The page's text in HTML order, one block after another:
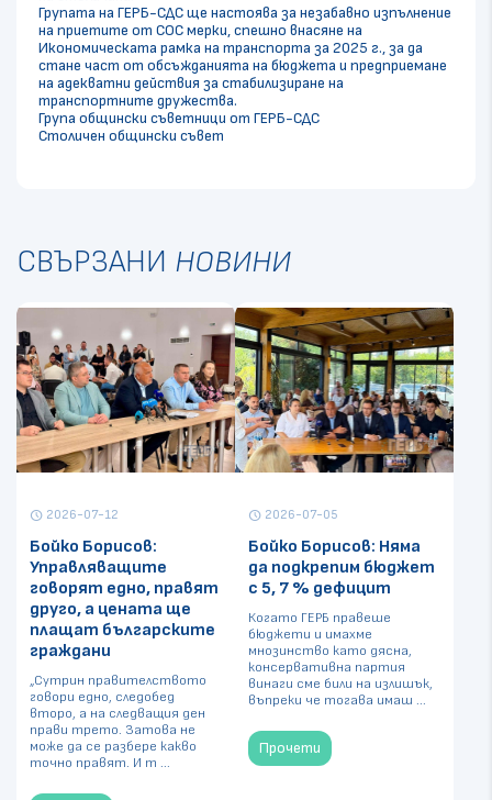
Групата на ГЕРБ-СДС ще настоява за незабавно изпълнение
на приетите от СОС мерки, спешно внасяне на
Икономическата рамка на транспорта за 2025 г., за да
стане част от обсъжданията на бюджета и предприемане
на адекватни действия за стабилизиране на
транспортните дружества.
Група общински съветници от ГЕРБ-СДС
Столичен общински съвет
СВЪРЗАНИ НОВИНИ
schedule 2026-07-12
Бойко Борисов:
Управляващите
говорят едно, правят
друго, а цената ще
плащат българските
граждани
„Сутрин правителството
говори едно, следобед
второ, а на следващия ден
прави трето. Затова не
може да се разбере какво
точно правят. И т ...
schedule 2026-07-05
Бойко Борисов: Няма
да подкрепим бюджет
с 5, 7 % дефицит
Когато ГЕРБ правеше
бюджети и имахме
мнозинство като дясна,
консервативна партия
винаги сме били на излишък,
въпреки че тогава имаш ...
Прочети